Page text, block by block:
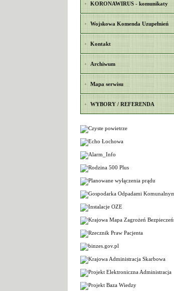
KORONAWIRUS - komunikaty
Wojskowa Komenda Uzupełnień
Kontakt
Archiwum
Mapa serwisu
WYBORY / REFERENDA